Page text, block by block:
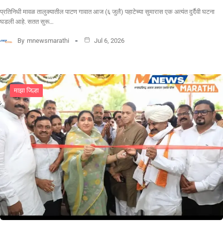
​प्रतिनिधी मावळ तालुक्यातील पाटण गावात आज (६ जुलै) पहाटेच्या सुमारास एक अत्यंत दुर्दैवी घटना
घडली आहे. सतत सुरू…
By mnewsmarathi Jul 6, 2026
माझा जिल्हा